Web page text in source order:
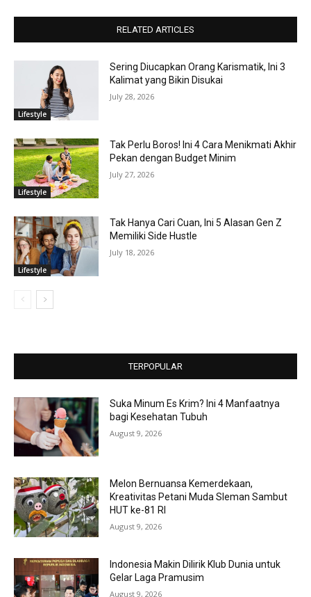
RELATED ARTICLES
Lifestyle
Sering Diucapkan Orang Karismatik, Ini 3
Kalimat yang Bikin Disukai
July 28, 2026
Lifestyle
Tak Perlu Boros! Ini 4 Cara Menikmati Akhir
Pekan dengan Budget Minim
July 27, 2026
Lifestyle
Tak Hanya Cari Cuan, Ini 5 Alasan Gen Z
Memiliki Side Hustle
July 18, 2026
TERPOPULAR
Suka Minum Es Krim? Ini 4 Manfaatnya
bagi Kesehatan Tubuh
August 9, 2026
Melon Bernuansa Kemerdekaan,
Kreativitas Petani Muda Sleman Sambut
HUT ke-81 RI
August 9, 2026
Indonesia Makin Dilirik Klub Dunia untuk
Gelar Laga Pramusim
August 9, 2026